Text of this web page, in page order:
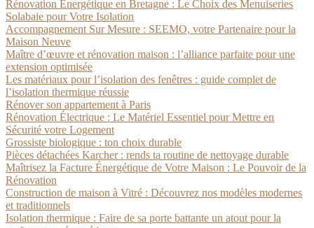
Rénovation Énergétique en Bretagne : Le Choix des Menuiseries
Solabaie pour Votre Isolation
Accompagnement Sur Mesure : SEEMO, votre Partenaire pour la
Maison Neuve
Maître d’œuvre et rénovation maison : l’alliance parfaite pour une
extension optimisée
Les matériaux pour l’isolation des fenêtres : guide complet de
l’isolation thermique réussie
Rénover son appartement à Paris
Rénovation Électrique : Le Matériel Essentiel pour Mettre en
Sécurité votre Logement
Grossiste biologique : ton choix durable
Pièces détachées Karcher : rends ta routine de nettoyage durable
Maîtrisez la Facture Énergétique de Votre Maison : Le Pouvoir de la
Rénovation
Construction de maison à Vitré : Découvrez nos modèles modernes
et traditionnels
Isolation thermique : Faire de sa porte battante un atout pour la